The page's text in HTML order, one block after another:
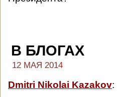
В БЛОГАХ
12 МАЯ 2014
Dmitri Nikolai Kazakov: